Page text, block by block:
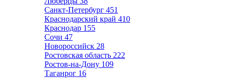
Санкт-Петербург 451
Краснодарский край 410
Краснодар 155
Сочи 47
Новороссийск 28
Ростовская область 222
Ростов-на-Дону 109
Таганрог 16